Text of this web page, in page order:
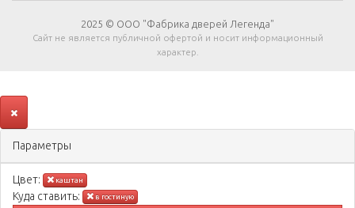
2025 © ООО "Фабрика дверей Легенда"
Сайт не является публичной офертой и носит информационный
характер.
Параметры
Цвeт: каштан
Куда ставить: в гостиную